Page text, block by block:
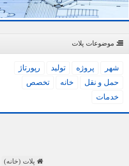
موضوعات پلات
شهر پروژه تولید
رپورتاژ
حمل و نقل
خانه
تخصص
خدمات
پلات (خانه)